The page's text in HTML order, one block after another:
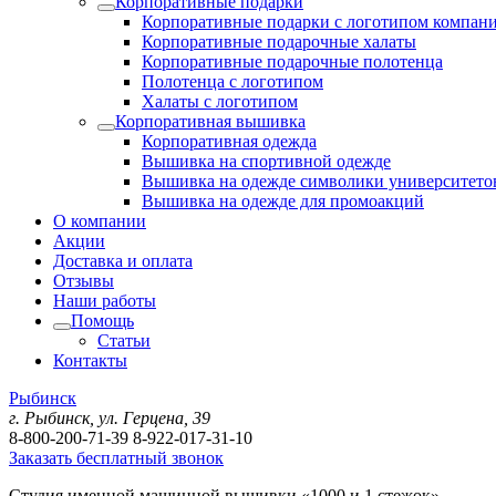
Корпоративные подарки с логотипом
Корпоративные подарочные халаты
Корпоративные подарочные полотенца
Полотенца с логотипом
Халаты с логотипом
Корпоративная вышивка
Корпоративная одежда
Вышивка на спортивной одежде
Вышивка на одежде символики
Вышивка на одежде для промоакций
О компании
Акции
Доставка и оплата
Отзывы
Наши работы
Помощь
Статьи
Контакты
Рыбинск
г. Рыбинск, ул. Герцена, 39
8-800-200-71-39 8-922-017-31-10
Заказать бесплатный звонок